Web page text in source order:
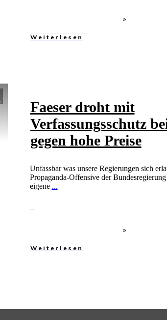
Weiterlesen
Faeser droht mit
Verfassungsschutz
gegen hohe Preise
Unfassbar was unsere Regierungen sich
Propaganda-Offensive der
eigene ...
Weiterlesen